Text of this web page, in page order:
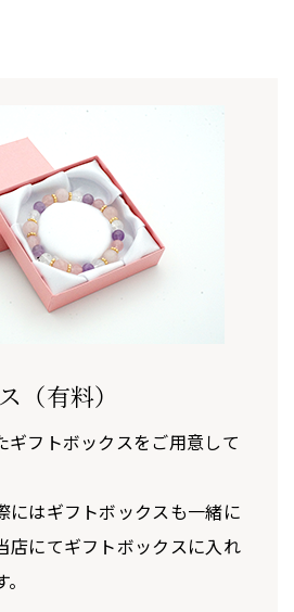
（有料）
ギフトボックスをご用意して
にはギフトボックスも一緒に
店にてギフトボックスに入れ